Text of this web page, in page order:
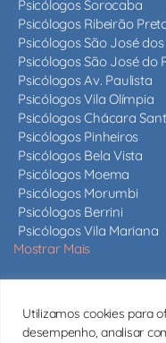
Utilizamos cookies para
desempenho, analisar
Psicólogos Sorocaba
Psicólogos Ribeirão
Psicólogos São José
Psicólogos São José do
Psicólogos Av. Paulista
Psicólogos Vila Olímpia
Psicólogos Chácara
Psicólogos Pinheiros
Psicólogos Bela Vista
Psicólogos Moema
Psicólogos Morumbi
Psicólogos Berrini
Psicólogos Vila Mariana
Mostrar Mais
Mais de 820 psicólogos